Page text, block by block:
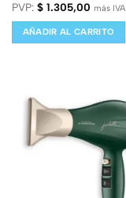
PVP: $1.305,00 más IVA
AÑADIR AL CARRITO